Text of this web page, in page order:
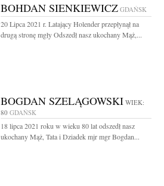
BOHDAN SIENKIEWICZ GDAŃSK
20 Lipca 2021 r. Latający Holender przepłynął na
drugą stronę mgły Odszedł nasz ukochany Mąż,...
BOGDAN SZELĄGOWSKI WIEK:
80 GDAŃSK
18 lipca 2021 roku w wieku 80 lat odszedł nasz
ukochany Mąż, Tata i Dziadek mjr mgr Bogdan...